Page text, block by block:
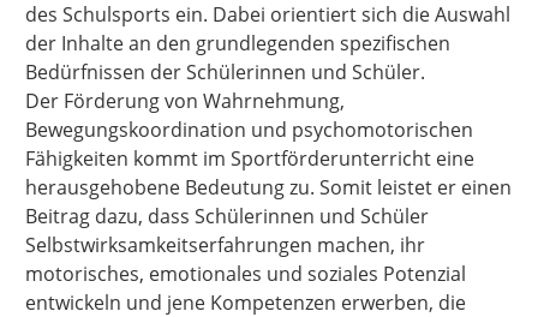
des Schulsports ein. Dabei orientiert sich die Auswahl
der Inhalte an den grundlegenden spezifischen
Bedürfnissen der Schülerinnen und Schüler.
Der Förderung von Wahrnehmung,
Bewegungskoordination und psychomotorischen
Fähigkeiten kommt im Sportförderunterricht eine
herausgehobene Bedeutung zu. Somit leistet er einen
Beitrag dazu, dass Schülerinnen und Schüler
Selbstwirksamkeitserfahrungen machen, ihr
motorisches, emotionales und soziales Potenzial
entwickeln und jene Kompetenzen erwerben, die